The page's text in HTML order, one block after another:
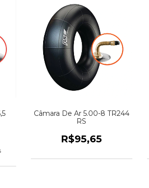
Câmara De Ar 5.00-8 TR244
RS
R$95,65